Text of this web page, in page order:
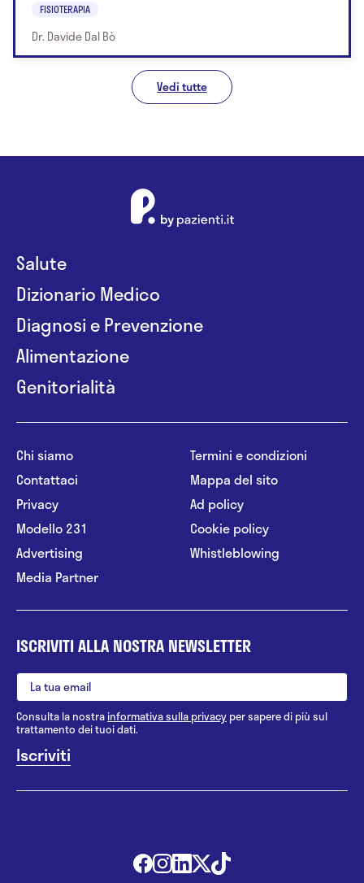
FISIOTERAPIA
Dr. Davide Dal Bò
Vedi tutte
Salute
Dizionario Medico
Diagnosi e Prevenzione
Alimentazione
Genitorialità
Chi siamo
Contattaci
Privacy
Modello 231
Advertising
Media Partner
Termini e condizioni
Mappa del sito
Ad policy
Cookie policy
Whistleblowing
ISCRIVITI ALLA NOSTRA NEWSLETTER
Consulta la nostrainformativa sulla privacy per sapere di più sul
trattamento dei tuoi dati.